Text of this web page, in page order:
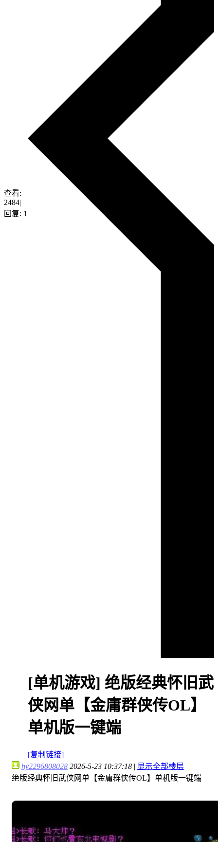
查看:
2484|
回复: 1
[单机游戏] 绝版经典怀旧武
侠网单【金庸群侠传OL】
单机版一键端
[复制链接]
hy2296808028 2026-5-23 10:37:18 | 显示全部楼层
绝版经典怀旧武侠网单【金庸群侠传OL】单机版一键端